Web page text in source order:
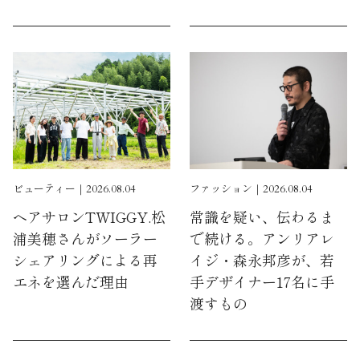
ビューティー｜2026.08.04
ヘアサロンTWIGGY.松
浦美穂さんがソーラー
シェアリングによる再
エネを選んだ理由
ファッション｜2026.08.04
常識を疑い、伝わるま
で続ける。アンリアレ
イジ・森永邦彦が、若
手デザイナー17名に手
渡すもの